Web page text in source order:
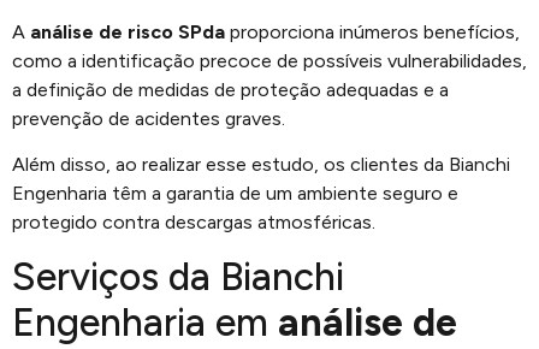
A análise de risco SPda proporciona inúmeros benefícios,
como a identificação precoce de possíveis vulnerabilidades,
a definição de medidas de proteção adequadas e a
prevenção de acidentes graves.
Além disso, ao realizar esse estudo, os clientes da Bianchi
Engenharia têm a garantia de um ambiente seguro e
protegido contra descargas atmosféricas.
Serviços da Bianchi
Engenharia em análise de